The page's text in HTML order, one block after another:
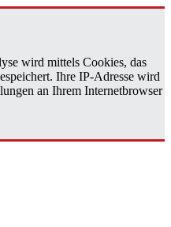
wird mittels Cookies, das
Ihre IP-Adresse wird
an Ihrem Internetbrowser